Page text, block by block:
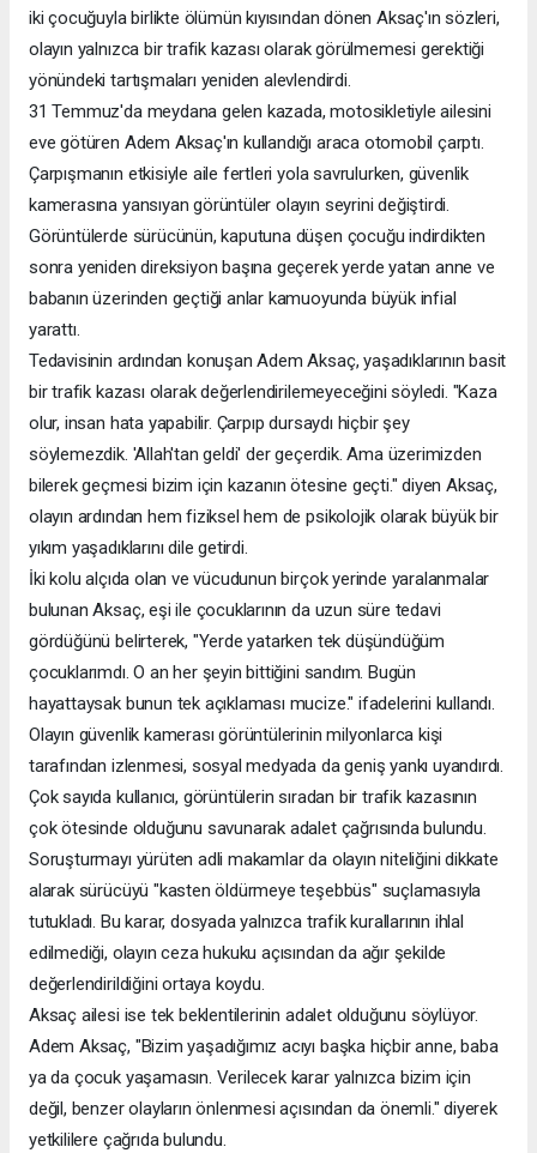
iki çocuğuyla birlikte ölümün kıyısından dönen Aksaç'ın sözleri,
olayın yalnızca bir trafik kazası olarak görülmemesi gerektiği
yönündeki tartışmaları yeniden alevlendirdi.
31 Temmuz'da meydana gelen kazada, motosikletiyle ailesini
eve götüren Adem Aksaç'ın kullandığı araca otomobil çarptı.
Çarpışmanın etkisiyle aile fertleri yola savrulurken, güvenlik
kamerasına yansıyan görüntüler olayın seyrini değiştirdi.
Görüntülerde sürücünün, kaputuna düşen çocuğu indirdikten
sonra yeniden direksiyon başına geçerek yerde yatan anne ve
babanın üzerinden geçtiği anlar kamuoyunda büyük infial
yarattı.
Tedavisinin ardından konuşan Adem Aksaç, yaşadıklarının basit
bir trafik kazası olarak değerlendirilemeyeceğini söyledi. "Kaza
olur, insan hata yapabilir. Çarpıp dursaydı hiçbir şey
söylemezdik. 'Allah'tan geldi' der geçerdik. Ama üzerimizden
bilerek geçmesi bizim için kazanın ötesine geçti." diyen Aksaç,
olayın ardından hem fiziksel hem de psikolojik olarak büyük bir
yıkım yaşadıklarını dile getirdi.
İki kolu alçıda olan ve vücudunun birçok yerinde yaralanmalar
bulunan Aksaç, eşi ile çocuklarının da uzun süre tedavi
gördüğünü belirterek, "Yerde yatarken tek düşündüğüm
çocuklarımdı. O an her şeyin bittiğini sandım. Bugün
hayattaysak bunun tek açıklaması mucize." ifadelerini kullandı.
Olayın güvenlik kamerası görüntülerinin milyonlarca kişi
tarafından izlenmesi, sosyal medyada da geniş yankı uyandırdı.
Çok sayıda kullanıcı, görüntülerin sıradan bir trafik kazasının
çok ötesinde olduğunu savunarak adalet çağrısında bulundu.
Soruşturmayı yürüten adli makamlar da olayın niteliğini dikkate
alarak sürücüyü "kasten öldürmeye teşebbüs" suçlamasıyla
tutukladı. Bu karar, dosyada yalnızca trafik kurallarının ihlal
edilmediği, olayın ceza hukuku açısından da ağır şekilde
değerlendirildiğini ortaya koydu.
Aksaç ailesi ise tek beklentilerinin adalet olduğunu söylüyor.
Adem Aksaç, "Bizim yaşadığımız acıyı başka hiçbir anne, baba
ya da çocuk yaşamasın. Verilecek karar yalnızca bizim için
değil, benzer olayların önlenmesi açısından da önemli." diyerek
yetkililere çağrıda bulundu.